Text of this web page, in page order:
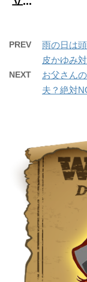
PREV
雨の日は
皮かゆみ
NEXT
お父さん
夫？絶対